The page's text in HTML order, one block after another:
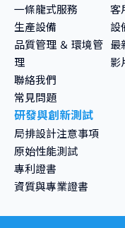
一條龍式服務
生產設備
品質管理 ＆ 環境管
理
聯絡我們
常見問題
客
設
最
影
研發與創新測試
局排設計注意事項
原始性能測試
專利證書
資質與專業證書